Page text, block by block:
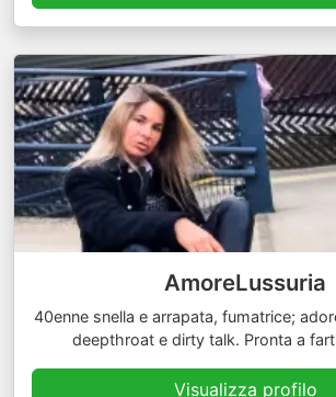
AmoreLussuria
40enne snella e arrapata, fumatrice;
deepthroat e dirty talk. Pronta a
Visualizza profilo